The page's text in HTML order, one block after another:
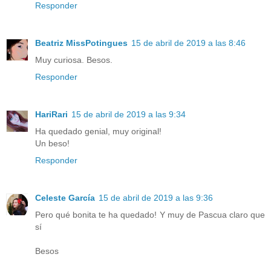
Responder
Beatriz MissPotingues 15 de abril de 2019 a las 8:46
Muy curiosa. Besos.
Responder
HariRari 15 de abril de 2019 a las 9:34
Ha quedado genial, muy original!
Un beso!
Responder
Celeste García 15 de abril de 2019 a las 9:36
Pero qué bonita te ha quedado! Y muy de Pascua claro que
sí
Besos